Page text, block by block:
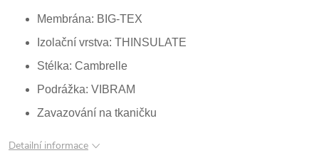
Membrána: BIG-TEX
Izolační vrstva: THINSULATE
Stélka: Cambrelle
Podrážka: VIBRAM
Zavazování na tkaničku
Detailní informace